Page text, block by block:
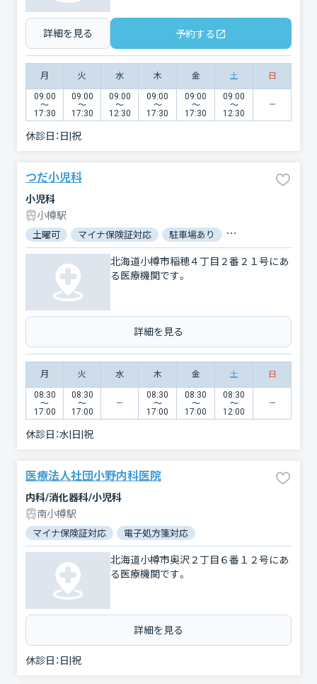
詳細を見る 予約する
月 火 水 木 金 土 日
09:00
〜
17:30
09:00
〜
17:30
09:00
〜
12:30
09:00
〜
17:30
09:00
〜
17:30
09:00
〜
12:30
休診日： 日|祝
つだ小児科
小児科
小樽駅
土曜可 マイナ保険証対応 駐車場あり バリアフリー
北海道小樽市稲穂４丁目２番２１号にあ
る医療機関です。
詳細を見る
月 火 水 木 金 土 日
08:30
〜
17:00
08:30
〜
17:00
08:30
〜
17:00
08:30
〜
17:00
08:30
〜
12:00
休診日：水|日|祝
医療法人社団小野内科医院
内科/消化器科/小児科
南小樽駅
マイナ保険証対応 電子処方箋対応
北海道小樽市奥沢２丁目６番１２号にあ
る医療機関です。
詳細を見る
休診日： 日|祝